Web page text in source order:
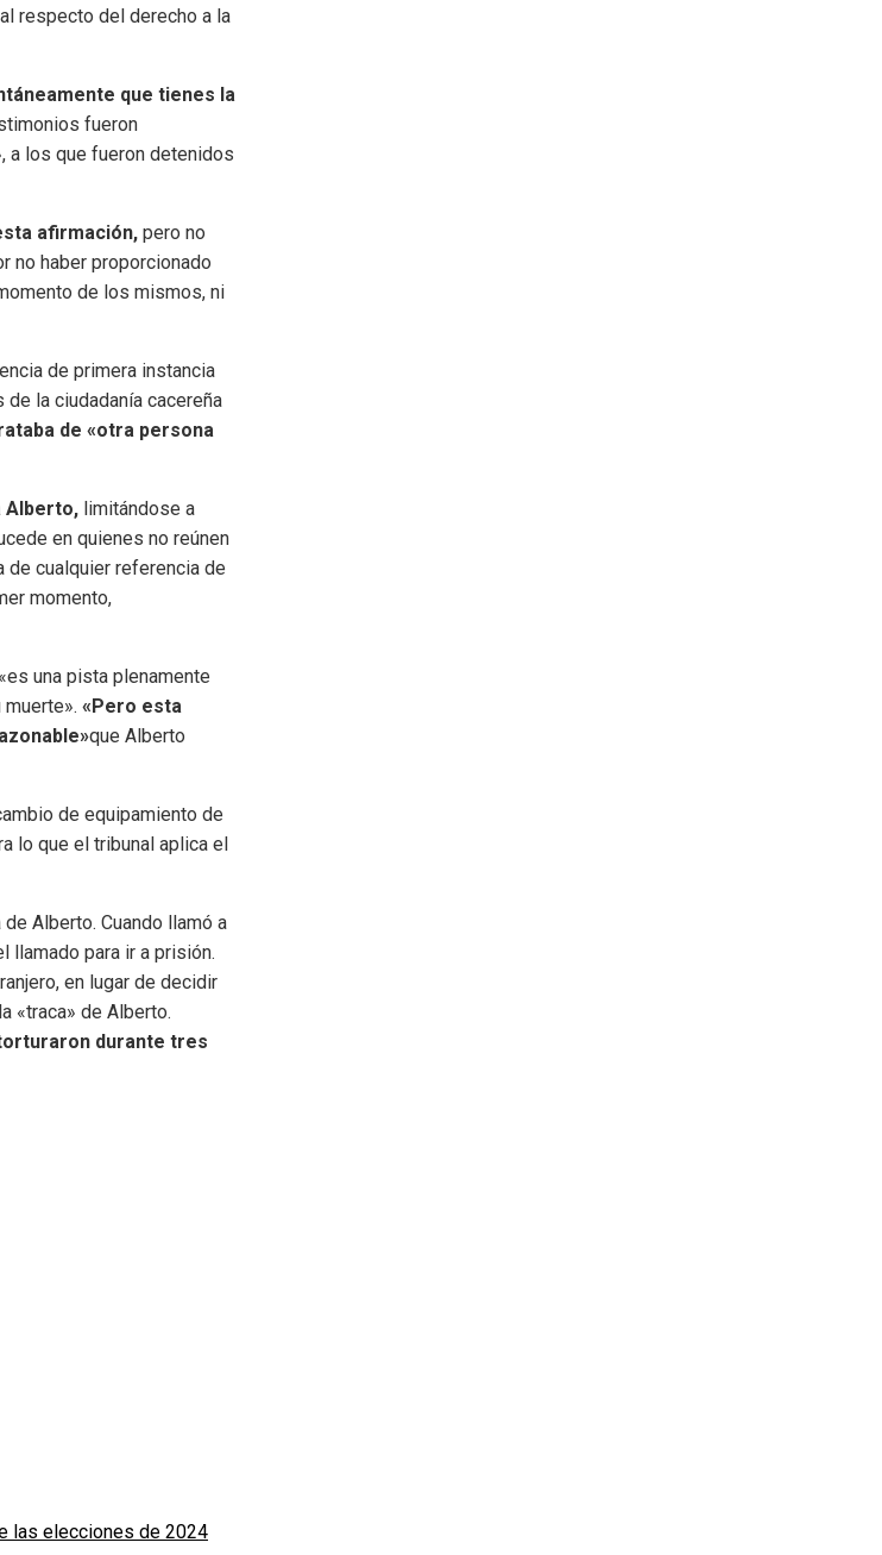
respecto del derecho a la
que tienes la
fueron
a los que fueron detenidos
afirmación, pero no
no haber proporcionado
de los mismos, ni
de primera instancia
la ciudadanía cacereña
de «otra persona
Alberto, limitándose a
en quienes no reúnen
de cualquier referencia de
momento,
una pista plenamente
«Pero esta
que Alberto
de equipamiento de
lo que el tribunal aplica el
de Alberto. Cuando llamó a
llamado para ir a prisión.
en lugar de decidir
«traca» de Alberto.
durante tres
las elecciones de 2024